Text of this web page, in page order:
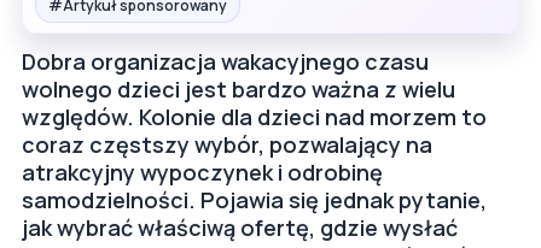
Artykuł sponsorowany
Dobra organizacja wakacyjnego czasu
wolnego dzieci jest bardzo ważna z wielu
względów. Kolonie dla dzieci nad morzem to
coraz częstszy wybór, pozwalający na
atrakcyjny wypoczynek i odrobinę
samodzielności. Pojawia się jednak pytanie,
jak wybrać właściwą ofertę, gdzie wysłać